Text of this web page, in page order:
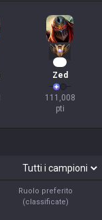
Zed
111,008
pti
Ruolo preferito
(classificate)